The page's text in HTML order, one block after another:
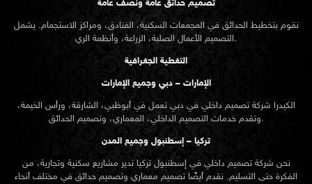
تصميم حدائق عامة ونصف عامة
نقوم بتخطيط الحدائق في المجمعات السكنية، الفنادق، ومراكز الاستجمام. يشمل
التصميم الأعمال الصلبة، الزراعة، وأنظمة الري.
التغطية الجغرافية
الإمارات – دبي وجميع الإمارات
الكيدرا شركة تصميم داخلي في دبي تعمل في أبوظبي، الشارقة، ورأس الخيمة،
وتقدم خدمات التصميم الداخلي، المعماري، وتصميم الحدائق.
تركيا – إسطنبول وجميع المدن
نحن شركة تصميم داخلي في إسطنبول تركيا ندير مشاريع سكنية وتجارية، من
الفكرة حتى التسليم. نقدم أيضًا تصميم معماري وتصميم حدائق في مختلف أنحاء